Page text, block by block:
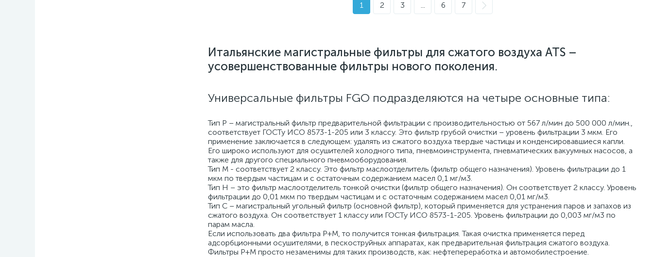
1 2 3 ... 6 7
Итальянские магистральные фильтры для сжатого воздуха ATS –
усовершенствованные фильтры нового поколения.
Универсальные фильтры FGO подразделяются на четыре основные типа:
Тип P – магистральный фильтр предварительной фильтрации с производительностью от 567 л/мин до 500 000 л/мин.,
соответствует ГОСТу ИСО 8573-1-205 или 3 классу. Это фильтр грубой очистки – уровень фильтрации 3 мкм. Его
применение заключается в следующем: удалять из сжатого воздуха твердые частицы и конденсировавшиеся капли.
Его широко используют для осушителей холодного типа, пневмоинструмента, пневматических вакуумных насосов, а
также для другого специального пневмооборудования.
Тип M - соответствует 2 классу. Это фильтр маслоотделитель (фильтр общего назначения). Уровень фильтрации до 1
мкм по твердым частицам и с остаточным содержанием масел 0,1 мг/м3.
Тип H – это фильтр маслоотделитель тонкой очистки (фильтр общего назначения). Он соответствует 2 классу. Уровень
фильтрации до 0,01 мкм по твердым частицам и с остаточным содержанием масел 0,01 мг/м3.
Тип С – магистральный угольный фильтр (основной фильтр), который применяется для устранения паров и запахов из
сжатого воздуха. Он соответствует 1 классу или ГОСТу ИСО 8573-1-205. Уровень фильтрации до 0,003 мг/м3 по
парам масла.
Если использовать два фильтра P+M, то получится тонкая фильтрация. Такая очистка применяется перед
адсорбционными осушителями, в пескоструйных аппаратах, как предварительная фильтрация сжатого воздуха.
Фильтры P+M просто незаменимы для таких производств, как: нефтепереработка и автомобилестроение.